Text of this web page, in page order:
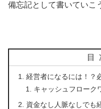
備忘記として書いていこ
目
経営者になるには！？
キャッシュフローク
資金なし人脈なしでも